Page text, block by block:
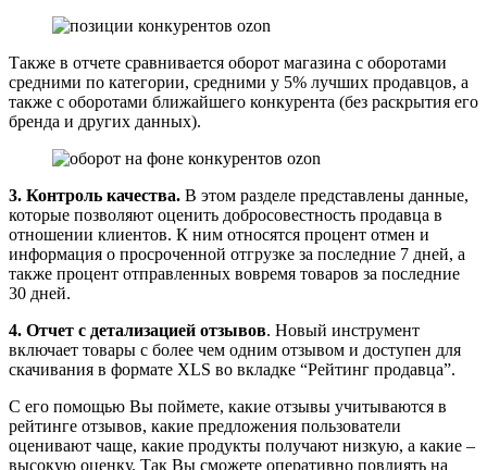
Также в отчете сравнивается оборот магазина с оборотами
средними по категории, средними у 5% лучших продавцов, а
также с оборотами ближайшего конкурента (без раскрытия его
бренда и других данных).
3. Контроль качества. В этом разделе представлены данные,
которые позволяют оценить добросовестность продавца в
отношении клиентов. К ним относятся процент отмен и
информация о просроченной отгрузке за последние 7 дней, а
также процент отправленных вовремя товаров за последние
30 дней.
4. Отчет с детализацией отзывов. Новый инструмент
включает товары с более чем одним отзывом и доступен для
скачивания в формате XLS во вкладке “Рейтинг продавца”.
С его помощью Вы поймете, какие отзывы учитываются в
рейтинге отзывов, какие предложения пользователи
оценивают чаще, какие продукты получают низкую, а какие –
высокую оценку. Так Вы сможете оперативно повлиять на